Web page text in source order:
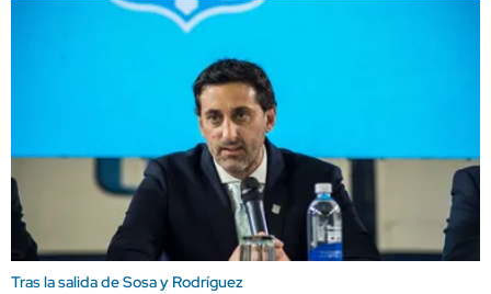
Tras la salida de Sosa y Rodríguez